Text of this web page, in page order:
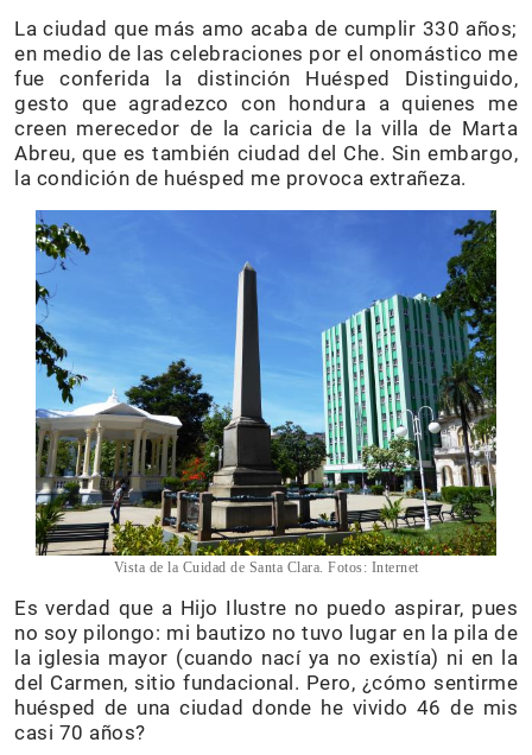
La ciudad que más amo acaba de cumplir 330 años;
en medio de las celebraciones por el onomástico me
fue conferida la distinción Huésped Distinguido,
gesto que agradezco con hondura a quienes me
creen merecedor de la caricia de la villa de Marta
Abreu, que es también ciudad del Che. Sin embargo,
la condición de huésped me provoca extrañeza.
Vista de la Cuidad de Santa Clara. Fotos: Internet
Es verdad que a Hijo Ilustre no puedo aspirar, pues
no soy pilongo: mi bautizo no tuvo lugar en la pila de
la iglesia mayor (cuando nací ya no existía) ni en la
del Carmen, sitio fundacional. Pero, ¿cómo sentirme
huésped de una ciudad donde he vivido 46 de mis
casi 70 años?